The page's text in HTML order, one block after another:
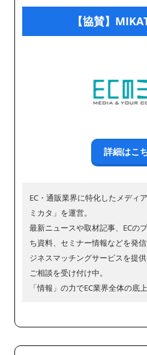
【協賛】
詳細はこ
EC・通販業界に特化したメディ
ミカタ」を運営。
最新ニュースや取材記事、ECの
ち資料、セミナー情報などを発
ジネスマッチングサービスを提
ご相談を受け付け中。
「情報」の力でEC業界全体の底